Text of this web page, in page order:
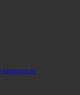
stormarn.de